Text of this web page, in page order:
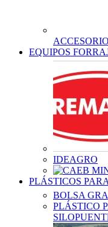
EQUIPOS
IDEAGRO
PLÁSTICOS
BOLSA
PLÁSTICO